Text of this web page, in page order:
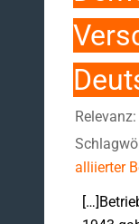
Relevanz:
alliierter